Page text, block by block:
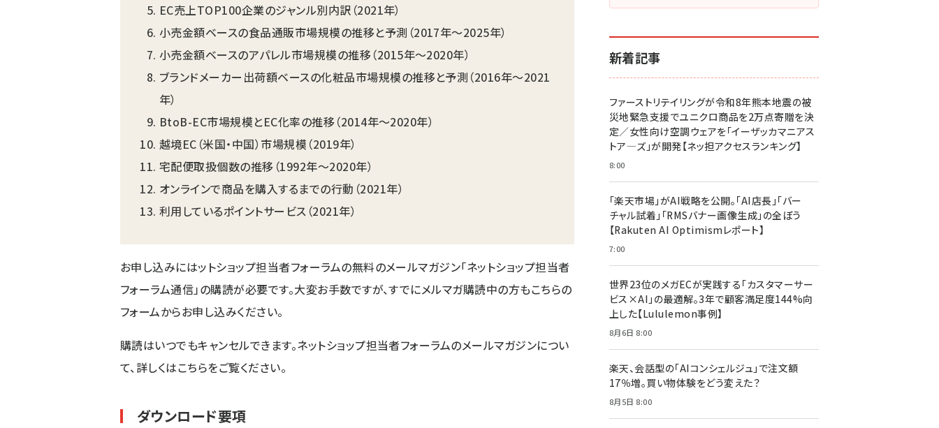
EC売上TOP100企業のジャンル別内訳（2021年）
小売金額ベースの食品通販市場規模の推移と予測（2017年〜2025年）
小売金額ベースのアパレル市場規模の推移（2015年〜2020年）
ブランドメーカー出荷額ベースの化粧品市場規模の推移と予測（2016年〜2021
年）
BtoB-EC市場規模とEC化率の推移（2014年〜2020年）
越境EC（米国・中国）市場規模（2019年）
宅配便取扱個数の推移（1992年〜2020年）
オンラインで商品を購入するまでの行動（2021年）
利用しているポイントサービス（2021年）
お申し込みにはットショップ担当者フォーラムの無料のメールマガジン「ネットショップ担当者
フォーラム通信」の購読が必要です。大変お手数ですが、すでにメルマガ購読中の方もこちらの
フォームからお申し込みください。
購読はいつでもキャンセルできます。ネットショップ担当者フォーラムのメールマガジンについ
て、詳しくはこちらをご覧ください。
ダウンロード要項
新着記事
ファーストリテイリングが令和8年熊本地震の被
災地緊急支援でユニクロ商品を2万点寄贈を決
定／女性向け空調ウェアを「イーザッカマニアス
トア―ズ」が開発【ネッ担アクセスランキング】
8:00
「楽天市場」がAI戦略を公開。「AI店長」「バー
チャル試着」「RMSバナー画像生成」の全ぼう
【Rakuten AI Optimismレポート】
7:00
世界23位のメガECが実践する「カスタマーサー
ビス×AI」の最適解。3年で顧客満足度144%向
上した【Lululemon事例】
8月6日 8:00
楽天、会話型の「AIコンシェルジュ」で注文額
17％増。買い物体験をどう変えた？
8月5日 8:00